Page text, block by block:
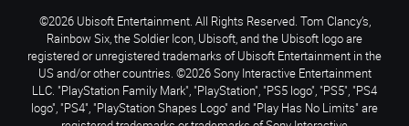
©2026 Ubisoft Entertainment. All Rights Reserved. Tom Clancy’s,
Rainbow Six, the Soldier Icon, Ubisoft, and the Ubisoft logo are
registered or unregistered trademarks of Ubisoft Entertainment in the
US and/or other countries. ©2026 Sony Interactive Entertainment
LLC. "PlayStation Family Mark", "PlayStation", "PS5 logo", "PS5", "PS4
logo", "PS4", "PlayStation Shapes Logo" and "Play Has No Limits" are